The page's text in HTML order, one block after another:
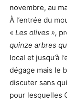
novembre, au
À l’entrée du
« Les olives »,
quinze arbres
local et jusqu’à
dégage mais le
discuter sans
pour lesquelles